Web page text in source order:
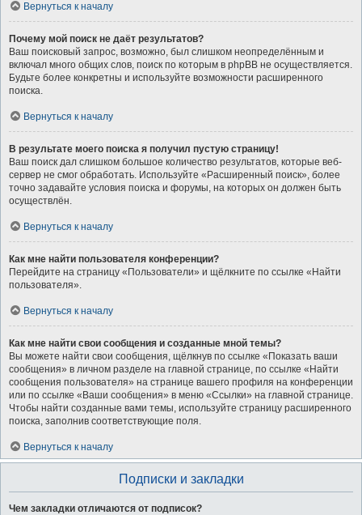
Вернуться к началу
Почему мой поиск не даёт результатов?
Ваш поисковый запрос, возможно, был слишком неопределённым и
включал много общих слов, поиск по которым в phpBB не осуществляется.
Будьте более конкретны и используйте возможности расширенного
поиска.
Вернуться к началу
В результате моего поиска я получил пустую страницу!
Ваш поиск дал слишком большое количество результатов, которые веб-
сервер не смог обработать. Используйте «Расширенный поиск», более
точно задавайте условия поиска и форумы, на которых он должен быть
осуществлён.
Вернуться к началу
Как мне найти пользователя конференции?
Перейдите на страницу «Пользователи» и щёлкните по ссылке «Найти
пользователя».
Вернуться к началу
Как мне найти свои сообщения и созданные мной темы?
Вы можете найти свои сообщения, щёлкнув по ссылке «Показать ваши
сообщения» в личном разделе на главной странице, по ссылке «Найти
сообщения пользователя» на странице вашего профиля на конференции
или по ссылке «Ваши сообщения» в меню «Ссылки» на главной странице.
Чтобы найти созданные вами темы, используйте страницу расширенного
поиска, заполнив соответствующие поля.
Вернуться к началу
Подписки и закладки
Чем закладки отличаются от подписок?